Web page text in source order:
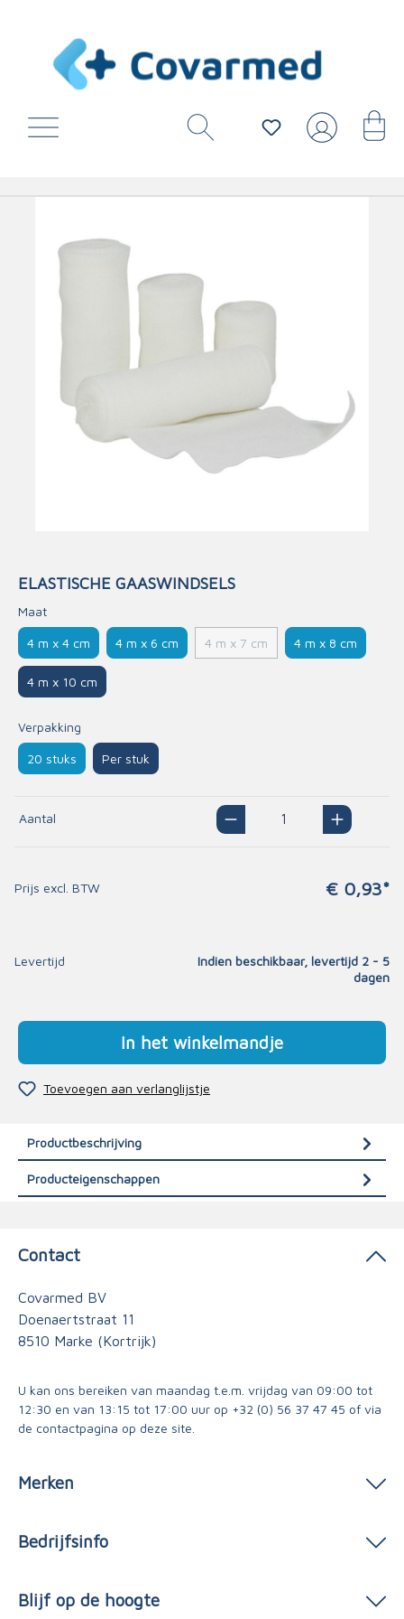
ELASTISCHE GAASWINDSELS
Maat
4 m x 4 cm 4 m x 6 cm 4 m x 7 cm 4 m x 8 cm
4 m x 10 cm
Verpakking
20 stuks Per stuk
Aantal
Prijs excl. BTW € 0,93*
Levertijd
Indien beschikbaar, levertijd 2 - 5
dagen
In het winkelmandje
Toevoegen aan verlanglijstje
Productbeschrijving
Producteigenschappen
Contact
Covarmed BV
Doenaertstraat 11
8510 Marke (Kortrijk)
U kan ons bereiken van maandag t.e.m. vrijdag van 09:00 tot
12:30 en van 13:15 tot 17:00 uur op +32 (0) 56 37 47 45 of via
de contactpagina op deze site.
Merken
Bedrijfsinfo
Blijf op de hoogte